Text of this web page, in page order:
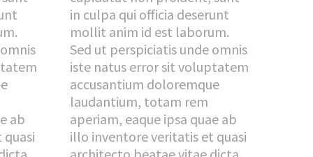
ab
in culpa qui officia deserunt
mollit anim id est laborum.
Sed ut perspiciatis unde omnis
iste natus error sit voluptatem
accusantium doloremque
laudantium, totam rem
aperiam, eaque ipsa quae ab
illo inventore veritatis et quasi